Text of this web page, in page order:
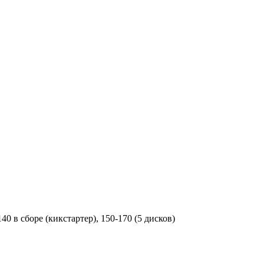
в сборе (кикстартер), 150-170 (5 дисков)